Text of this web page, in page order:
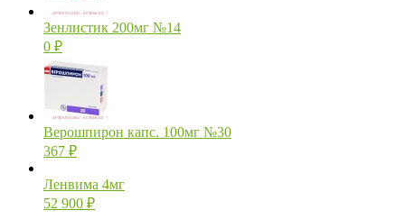
Зенлистик 200мг №14
0 ₽
Верошпирон капс. 100мг №30
367 ₽
Ленвима 4мг
52 900 ₽